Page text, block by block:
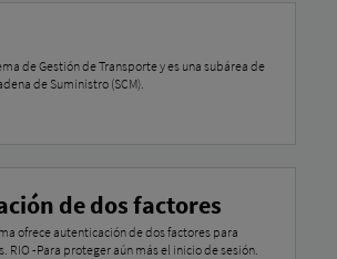
de Gestión de Transporte y es una subárea de
de Suministro (SCM).
de dos factores
ofrece autenticación de dos factores para
RIO -Para proteger aún más el inicio de sesión.